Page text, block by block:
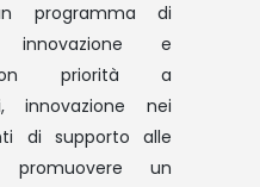
programma di
e
con priorità a
innovazione nei
di supporto alle
promuovere un